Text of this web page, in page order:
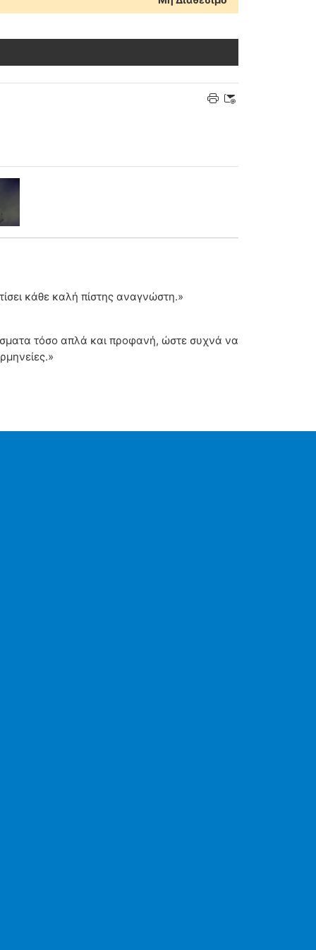
κάθε καλή πίστης αναγνώστη.»
τόσο απλά και προφανή, ώστε συχνά να